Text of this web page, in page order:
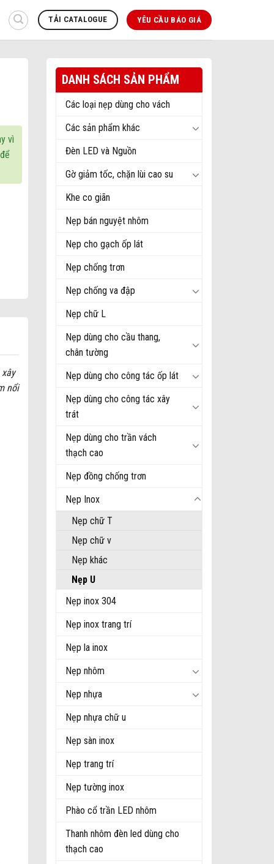
TẢI CATALOGUE YÊU CẦU BÁO GIÁ
DANH SÁCH SẢN PHẨM
Các loại nẹp dùng cho vách
Các sản phẩm khác
Đèn LED và Nguồn
Gờ giảm tốc, chặn lùi cao su
Khe co giãn
Nẹp bán nguyệt nhôm
Nẹp cho gạch ốp lát
Nẹp chống trơn
Nẹp chống va đập
Nẹp chữ L
Nẹp dùng cho cầu thang,
chân tường
Nẹp dùng cho công tác ốp lát
Nẹp dùng cho công tác xây
trát
Nẹp dùng cho trần vách
thạch cao
Nẹp đồng chống trơn
Nẹp Inox
Nẹp chữ T
Nẹp chữ v
Nẹp khác
Nẹp U
Nẹp inox 304
Nẹp inox trang trí
Nẹp la inox
Nẹp nhôm
Nẹp nhựa
Nẹp nhựa chữ u
Nẹp sàn inox
Nẹp trang trí
Nẹp tường inox
Phào cổ trần LED nhôm
Thanh nhôm đèn led dùng cho
thạch cao
vì
để
nổi